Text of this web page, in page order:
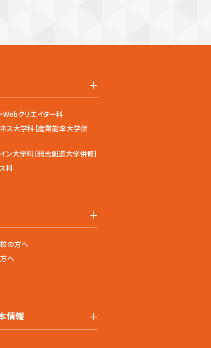
+
Webクリエイター科
ス大学科［産業能率大学併
ン大学科［開志創造大学併修］
科
+
の方へ
へ
情報 +